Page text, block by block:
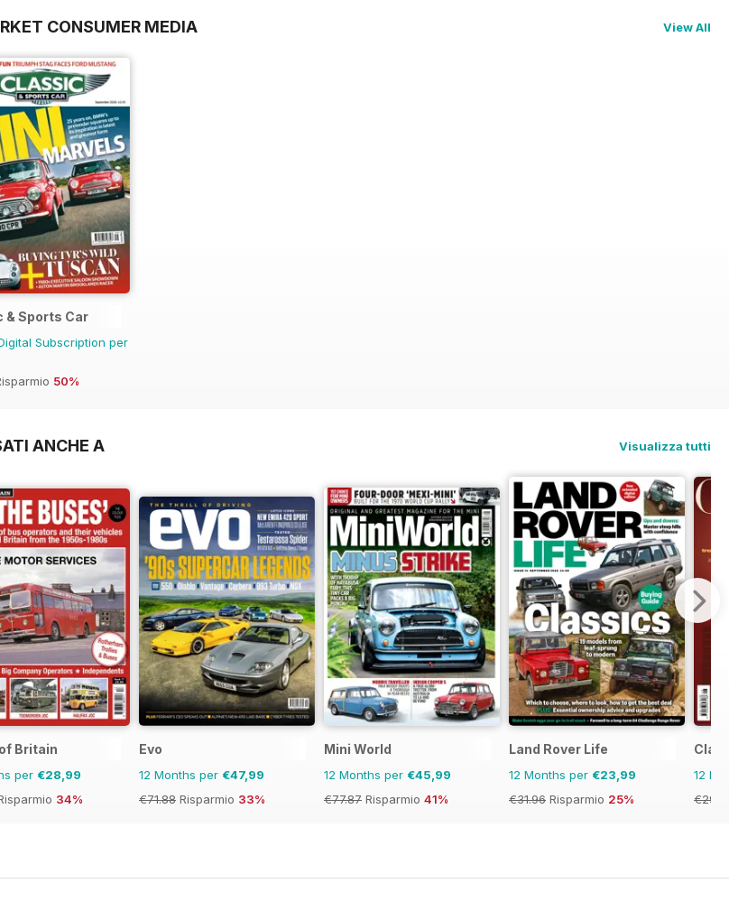
CONSUMER MEDIA View All
& Sports Car
Subscription per
50%
ANCHE A Visualizza tutti
Britain
per €28,99
34%
Evo
12 Months per €47,99
€71.88 Risparmio 33%
Mini World
12 Months per €45,99
€77.87 Risparmio 41%
Land Rover Life
12 Months per €23,99
€31.96 Risparmio 25%
12